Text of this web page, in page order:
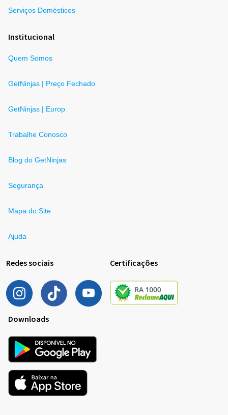
Serviços Domésticos
Institucional
Quem Somos
GetNinjas | Preço Fechado
GetNinjas | Europ
Trabalhe Conosco
Blog do GetNinjas
Segurança
Mapa do Site
Ajuda
Redes sociais Certificações
Downloads